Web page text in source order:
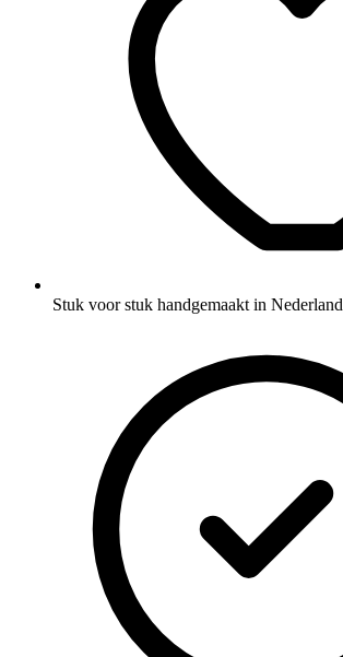
Stuk voor stuk handgemaakt in Nederland